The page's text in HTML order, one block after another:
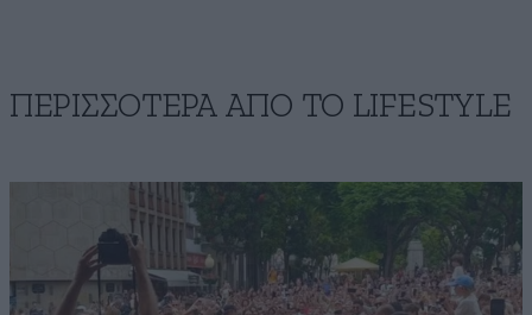
ΠΕΡΙΣΣΟΤΕΡΑ ΑΠΟ ΤΟ LIFESTYLE